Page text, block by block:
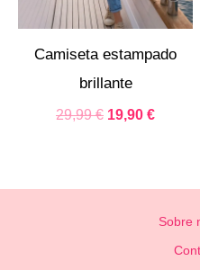
Camiseta estampado
brillante
29,99€ 19,90 €
Sobre